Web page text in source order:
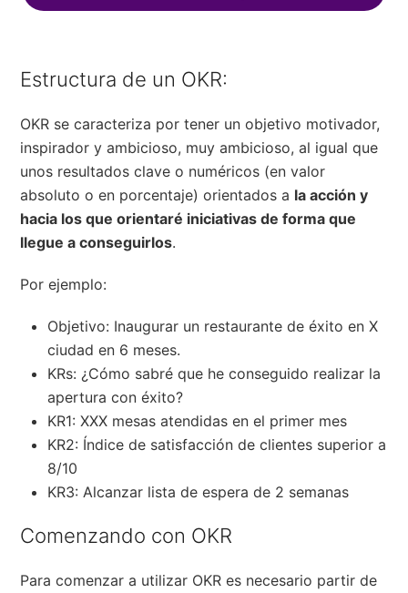
Estructura de un OKR:
OKR se caracteriza por tener un objetivo motivador,
inspirador y ambicioso, muy ambicioso, al igual que
unos resultados clave o numéricos (en valor
absoluto o en porcentaje) orientados a la acción y
hacia los que orientaré iniciativas de forma que
llegue a conseguirlos.
Por ejemplo:
Objetivo: Inaugurar un restaurante de éxito en X
ciudad en 6 meses.
KRs: ¿Cómo sabré que he conseguido realizar la
apertura con éxito?
KR1: XXX mesas atendidas en el primer mes
KR2: Índice de satisfacción de clientes superior a
8/10
KR3: Alcanzar lista de espera de 2 semanas
Comenzando con OKR
Para comenzar a utilizar OKR es necesario partir de